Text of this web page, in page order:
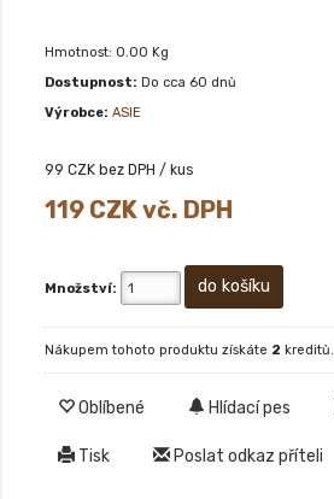
Hmotnost: 0.00 Kg
Dostupnost: Do cca 60 dnů
Výrobce: ASIE
99 CZK bez DPH / kus
119 CZK vč. DPH
Množství:
Nákupem tohoto produktu získáte 2 kreditů.
Oblíbené Hlídací pes
Tisk Poslat odkaz příteli